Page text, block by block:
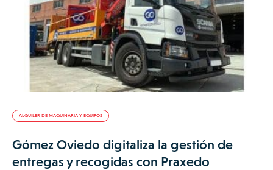
ALQUILER DE MAQUINARIA Y EQUIPOS
Gómez Oviedo digitaliza la gestión de
entregas y recogidas con Praxedo